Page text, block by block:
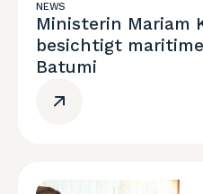
NEWS
Ministerin Mariam
besichtigt
Batumi